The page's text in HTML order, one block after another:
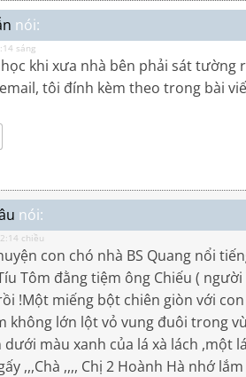
nói:
sáng
khi xưa nhà bên phải sát tường
tôi đính kèm theo trong bài
nói:
chiều
con chó nhà BS Quang nổi
Tôm đằng tiệm ông Chiếu (
!Một miếng bột chiên giòn với
không lớn lột vỏ vung đuôi trong
màu xanh của lá xà lách ,một
,,,Chà ,,,, Chị 2 Hoành Hà nhớ